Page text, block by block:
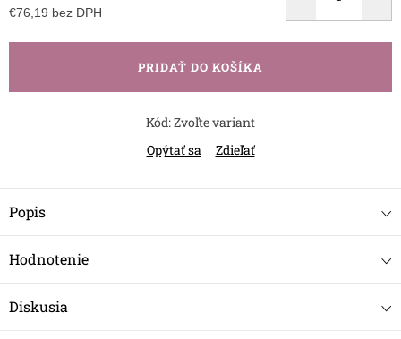
€76,19 bez DPH
cena:
PRIDAŤ DO KOŠÍKA
Kód:Zvoľte variant
Opýtať sa
Zdieľať
Popis
Hodnotenie
Diskusia